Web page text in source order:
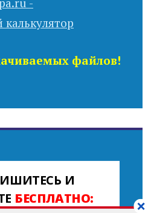
файлов!
И
БЕСПЛАТНО: